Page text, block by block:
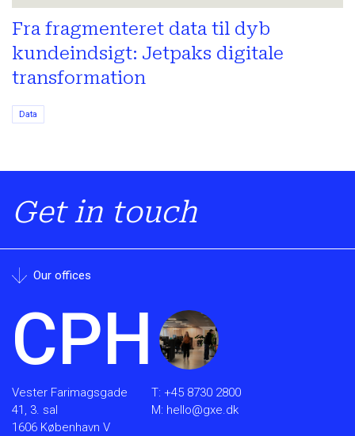
Fra fragmenteret data til dyb
kundeindsigt: Jetpaks digitale
transformation
Data
Get in touch
Our offices
CPH
Vester Farimagsgade
41, 3. sal
1606 København V
T: +45 8730 2800
M: hello@gxe.dk